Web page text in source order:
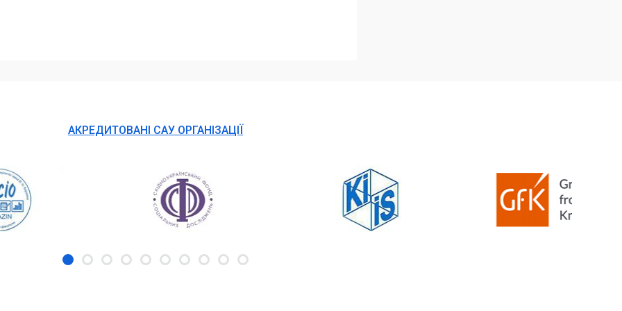
АКРЕДИТОВАНІ САУ ОРГАНІЗАЦІЇ